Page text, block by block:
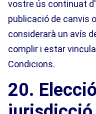
vostre ús continuat
publicació de canvis
considerarà un avís
complir i estar
Condicions.
20.